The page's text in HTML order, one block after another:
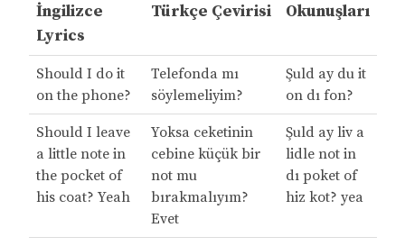
İngilizce
Lyrics
Türkçe Çevirisi Okunuşları
Should I do it
on the phone?
Telefonda mı
söylemeliyim?
Şuld ay du it
on dı fon?
Should I leave
a little note in
the pocket of
his coat? Yeah
Yoksa ceketinin
cebine küçük bir
not mu
bırakmalıyım?
Evet
Şuld ay liv a
lidle not in
dı poket of
hiz kot? yea